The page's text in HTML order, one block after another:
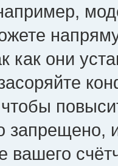
как они
чтобы
запрещено,
вашего